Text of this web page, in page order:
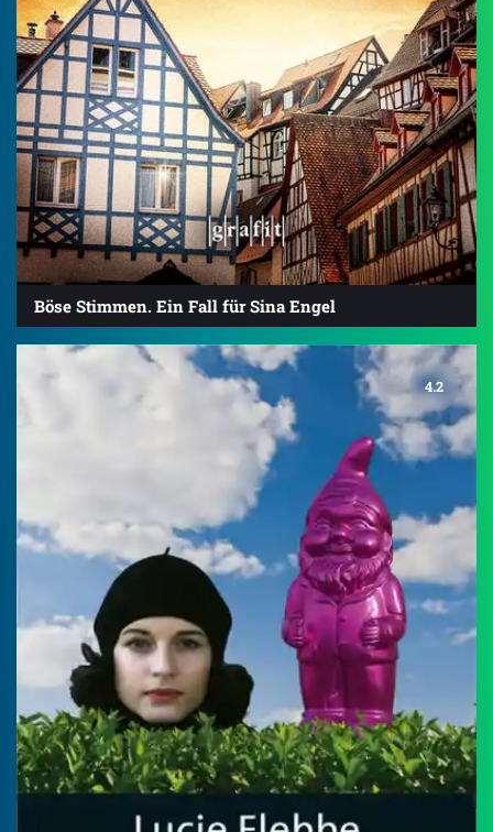
Böse Stimmen. Ein Fall für Sina Engel
4.2